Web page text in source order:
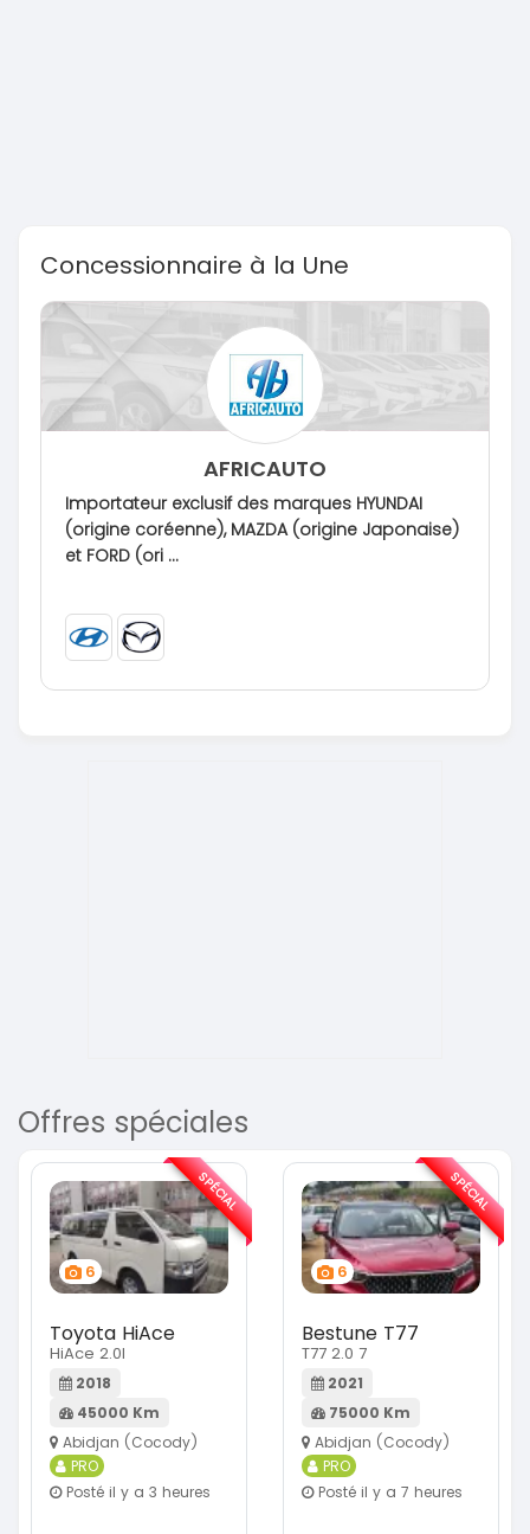
Concessionnaire à la Une
AFRICAUTO
Importateur exclusif des marques HYUNDAI
(origine coréenne), MAZDA (origine Japonaise)
et FORD (ori ...
Offres spéciales
6
Toyota HiAce
HiAce 2.0l
2018
45000 Km
Abidjan (Cocody)
PRO
Posté il y a 3 heures
SPÉCIAL
6
Bestune T77
T77 2.0 7
2021
75000 Km
Abidjan (Cocody)
PRO
Posté il y a 7 heures
SPÉCIAL